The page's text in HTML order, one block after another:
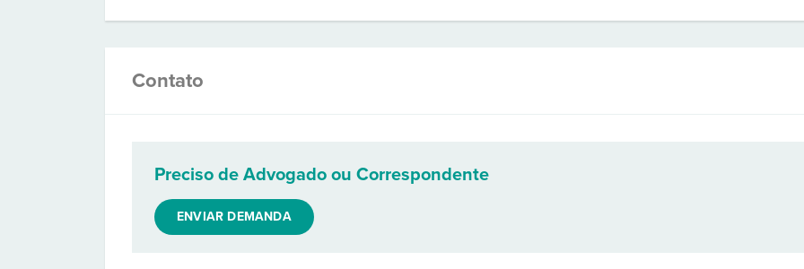
Contato
Preciso de Advogado ou Correspondente
ENVIAR DEMANDA